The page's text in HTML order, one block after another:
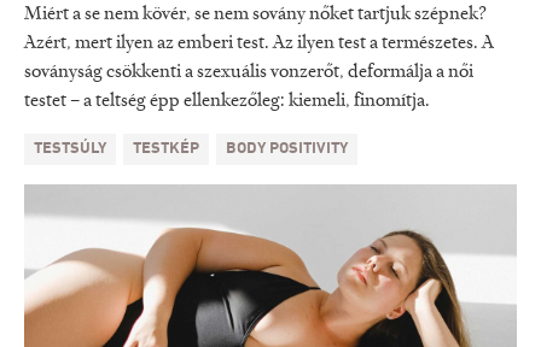
Miért a se nem kövér, se nem sovány nőket tartjuk szépnek?
Azért, mert ilyen az emberi test. Az ilyen test a természetes. A
soványság csökkenti a szexuális vonzerőt, deformálja a női
testet – a teltség épp ellenkezőleg: kiemeli, finomítja.
TESTSÚLY TESTKÉP BODY POSITIVITY